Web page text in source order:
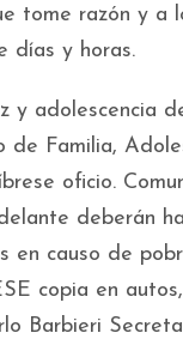
tome razón y a
días y horas.
adolescencia
Familia,
oficio.
deberán
en causo de
copia en
Barbieri